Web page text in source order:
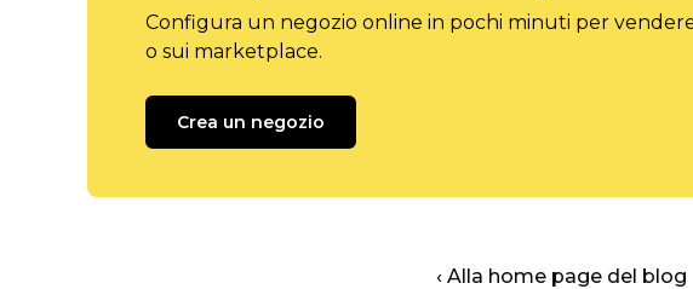
Configura un negozio online in pochi minuti per
o sui marketplace.
Crea un negozio
‹ Alla home page del blog